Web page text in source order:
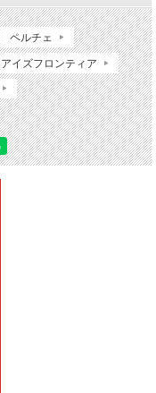
ペルチェ
アイズフロンティア